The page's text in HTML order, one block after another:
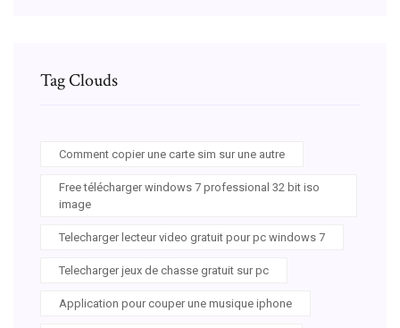
Tag Clouds
Comment copier une carte sim sur une autre
Free télécharger windows 7 professional 32 bit iso
image
Telecharger lecteur video gratuit pour pc windows 7
Telecharger jeux de chasse gratuit sur pc
Application pour couper une musique iphone